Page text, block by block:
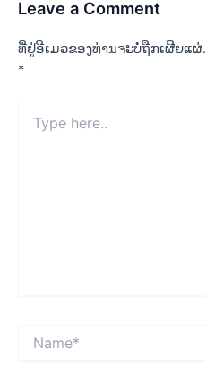
Leave a Comment
ທີ່ຢູ່ອີເມວຂອງທ່ານຈະບໍ່ຖືກເຜີຍແຜ່.
*
here..